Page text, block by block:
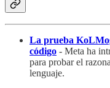
La prueba
código - Meta ha
para probar el
lenguaje.